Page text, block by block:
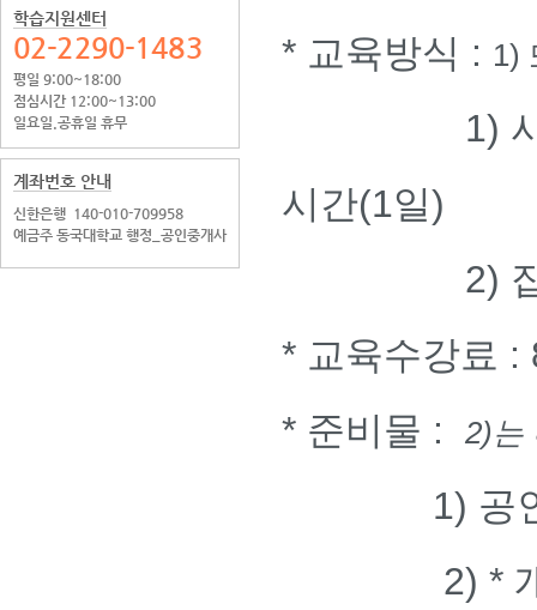
학습지원센터
02-2290-1483
평일 9:00~18:00
점심시간 12:00~13:00
일요일.공휴일 휴무
계좌번호 안내
신한은행 140-010-709958
예금주 동국대학교 행정_공인중개사
* 교육방식 : 1)
1) 사이버
시간(1일)
2) 집합
* 교육수강료 :
* 준비물 :
2)는
1) 공
2) * 개업공